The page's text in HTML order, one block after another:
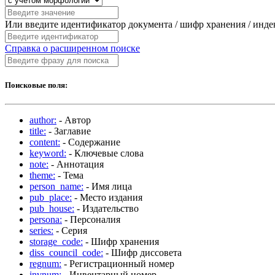
Или введите идентификатор документа / шифр хранения /
Справка о расширенном поиске
Поисковые поля:
author: - Автор
title: - Заглавие
content: - Содержание
keyword: - Ключевые слова
note: - Аннотация
theme: - Тема
person_name: - Имя лица
pub_place: - Место издания
pub_house: - Издательство
persona: - Персоналия
series: - Серия
storage_code: - Шифр хранения
diss_council_code: - Шифр диссовета
regnum: - Регистрационный номер